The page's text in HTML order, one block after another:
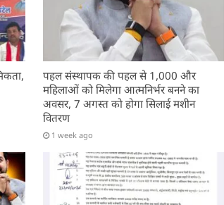
पहल संस्थापक की पहल से 1,000 और
महिलाओं को मिलेगा आत्मनिर्भर बनने का
अवसर, 7 अगस्त को होगा सिलाई मशीन
वितरण
1 week ago